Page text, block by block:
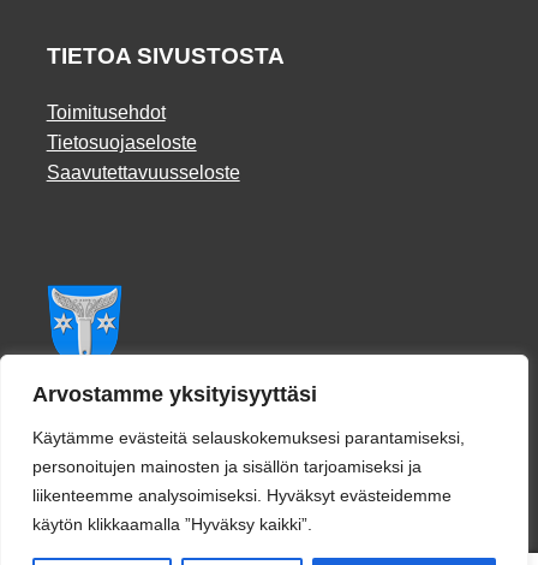
Arvostamme yksityisyyttäsi
Käytämme evästeitä selauskokemuksesi parantamiseksi,
personoitujen mainosten ja sisällön tarjoamiseksi ja
liikenteemme analysoimiseksi. Hyväksyt evästeidemme
käytön klikkaamalla ”Hyväksy kaikki”.
TIETOA SIVUSTOSTA
Toimitusehdot
Tietosuojaseloste
Saavutettavuusseloste
Facebook